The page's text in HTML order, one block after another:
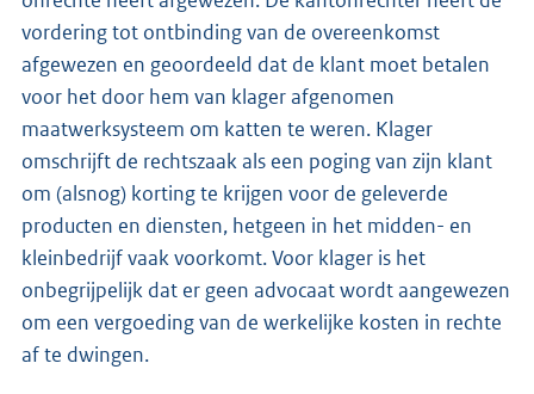
vordering tot ontbinding van de overeenkomst
afgewezen en geoordeeld dat de klant moet betalen
voor het door hem van klager afgenomen
maatwerksysteem om katten te weren. Klager
omschrijft de rechtszaak als een poging van zijn klant
om (alsnog) korting te krijgen voor de geleverde
producten en diensten, hetgeen in het midden- en
kleinbedrijf vaak voorkomt. Voor klager is het
onbegrijpelijk dat er geen advocaat wordt aangewezen
om een vergoeding van de werkelijke kosten in rechte
af te dwingen.